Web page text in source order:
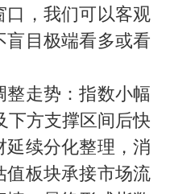
，我们可以客观
目极端看多或看
走势：指数小幅
下方支撑区间后快
续分化整理，消
板块承接市场流